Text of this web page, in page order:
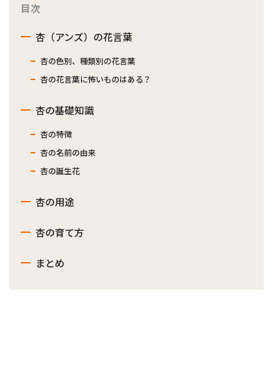
目次
杏（アンズ）の花言葉
杏の色別、種類別の花言葉
杏の花言葉に怖いものはある？
杏の基礎知識
杏の特徴
杏の名前の由来
杏の誕生花
杏の用途
杏の育て方
まとめ